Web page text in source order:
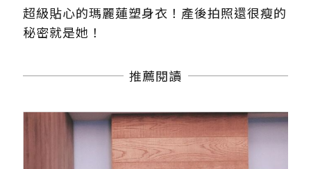
超級貼心的瑪麗蓮塑身衣！產後拍照還很瘦的
秘密就是她！
推薦閱讀